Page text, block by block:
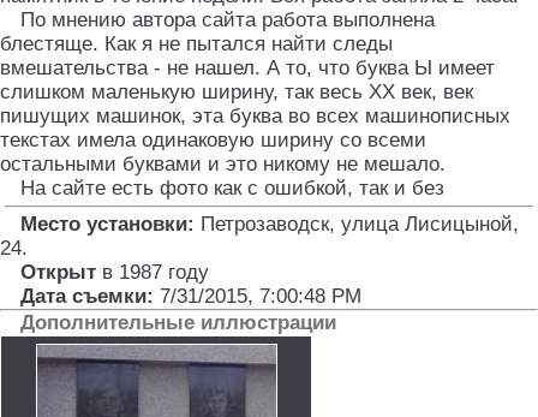
По мнению автора сайта работа выполнена
блестяще. Как я не пытался найти следы
вмешательства - не нашел. А то, что буква Ы имеет
слишком маленькую ширину, так весь XX век, век
пишущих машинок, эта буква во всех машинописных
текстах имела одинаковую ширину со всеми
остальными буквами и это никому не мешало.
На сайте есть фото как с ошибкой, так и без
Место установки: Петрозаводск, улица Лисицыной,
24.
Открыт в 1987 году
Дата съемки: 7/31/2015, 7:00:48 PM
Дополнительные иллюстрации